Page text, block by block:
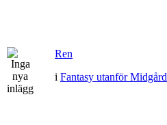
Ren
i Fantasy utanför Midgård